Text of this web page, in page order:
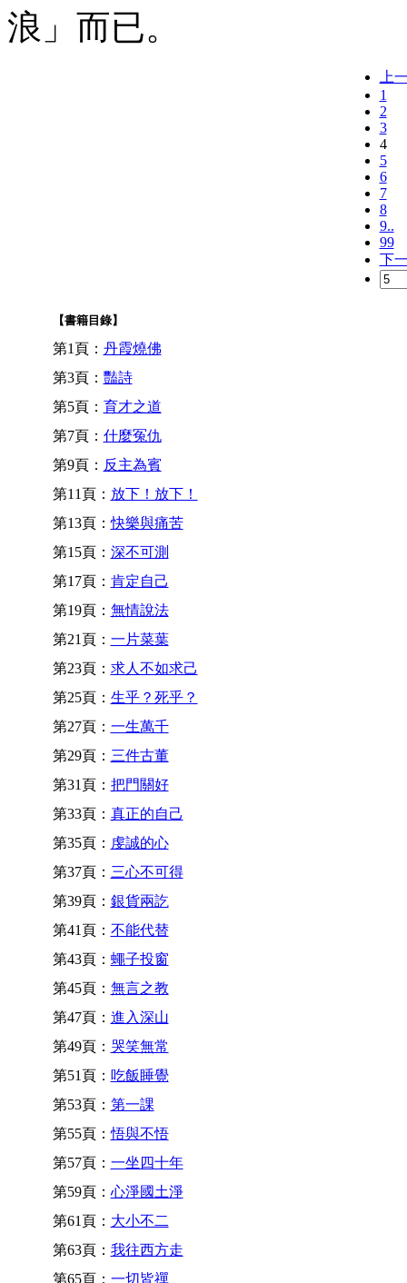
浪」而已。
上
1
2
3
4
5
6
7
8
9..
99
下
【書籍目錄】
第1頁： 丹霞燒佛
第3頁： 豔詩
第5頁： 育才之道
第7頁： 什麼冤仇
第9頁： 反主為賓
第11頁： 放下！放下！
第13頁：快樂與痛苦
第15頁： 深不可測
第17頁： 肯定自己
第19頁： 無情說法
第21頁： 一片菜葉
第23頁： 求人不如求己
第25頁： 生乎？死乎？
第27頁： 一生萬千
第29頁： 三件古董
第31頁： 把門關好
第33頁： 真正的自己
第35頁： 虔誠的心
第37頁： 三心不可得
第39頁： 銀貨兩訖
第41頁： 不能代替
第43頁： 蠅子投窗
第45頁： 無言之教
第47頁： 進入深山
第49頁： 哭笑無常
第51頁： 吃飯睡覺
第53頁： 第一課
第55頁：悟與不悟
第57頁： 一坐四十年
第59頁： 心淨國土淨
第61頁： 大小不二
第63頁： 我往西方走
第65頁： 一切皆禪